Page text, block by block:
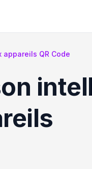
QR Code